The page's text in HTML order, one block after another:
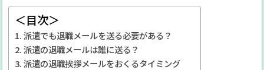
＜目次＞
派遣でも退職メールを送る必要がある？
派遣の退職メールは誰に送る？
派遣の退職挨拶メールをおくるタイミング